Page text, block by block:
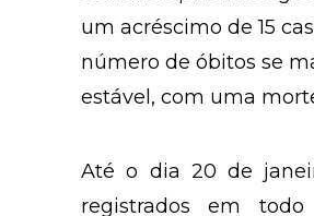
um acréscimo de 15
número de óbitos se
estável, com uma
Até o dia 20 de
registrados em todo